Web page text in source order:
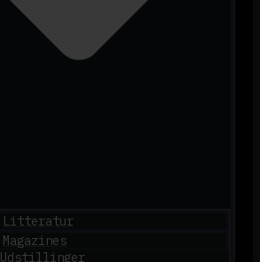
Litteratur
Magazines
Udstillinger